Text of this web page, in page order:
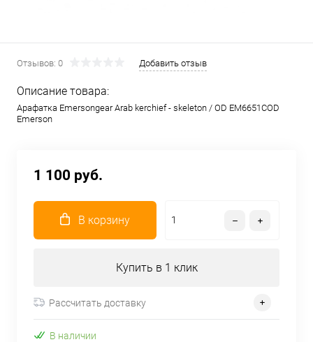
Отзывов: 0 Добавить отзыв
Описание товара:
Арафатка Emersongear Arab kerchief - skeleton / OD EM6651COD
Emerson
1 100 руб.
В корзину
Купить в 1 клик
Рассчитать доставку
В наличии